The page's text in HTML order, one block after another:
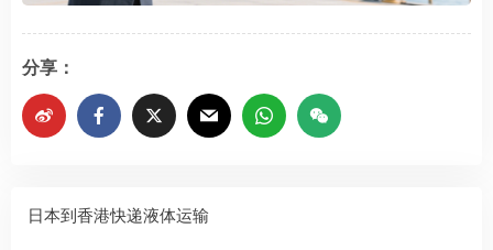
分享：
日本到香港快递液体运输